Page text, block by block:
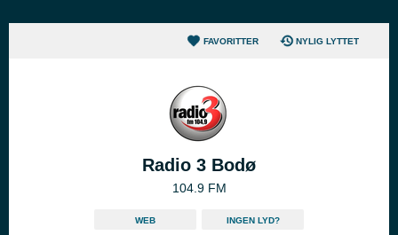
FAVORITTER NYLIG LYTTET
Radio 3 Bodø
104.9 FM
WEB INGEN LYD?